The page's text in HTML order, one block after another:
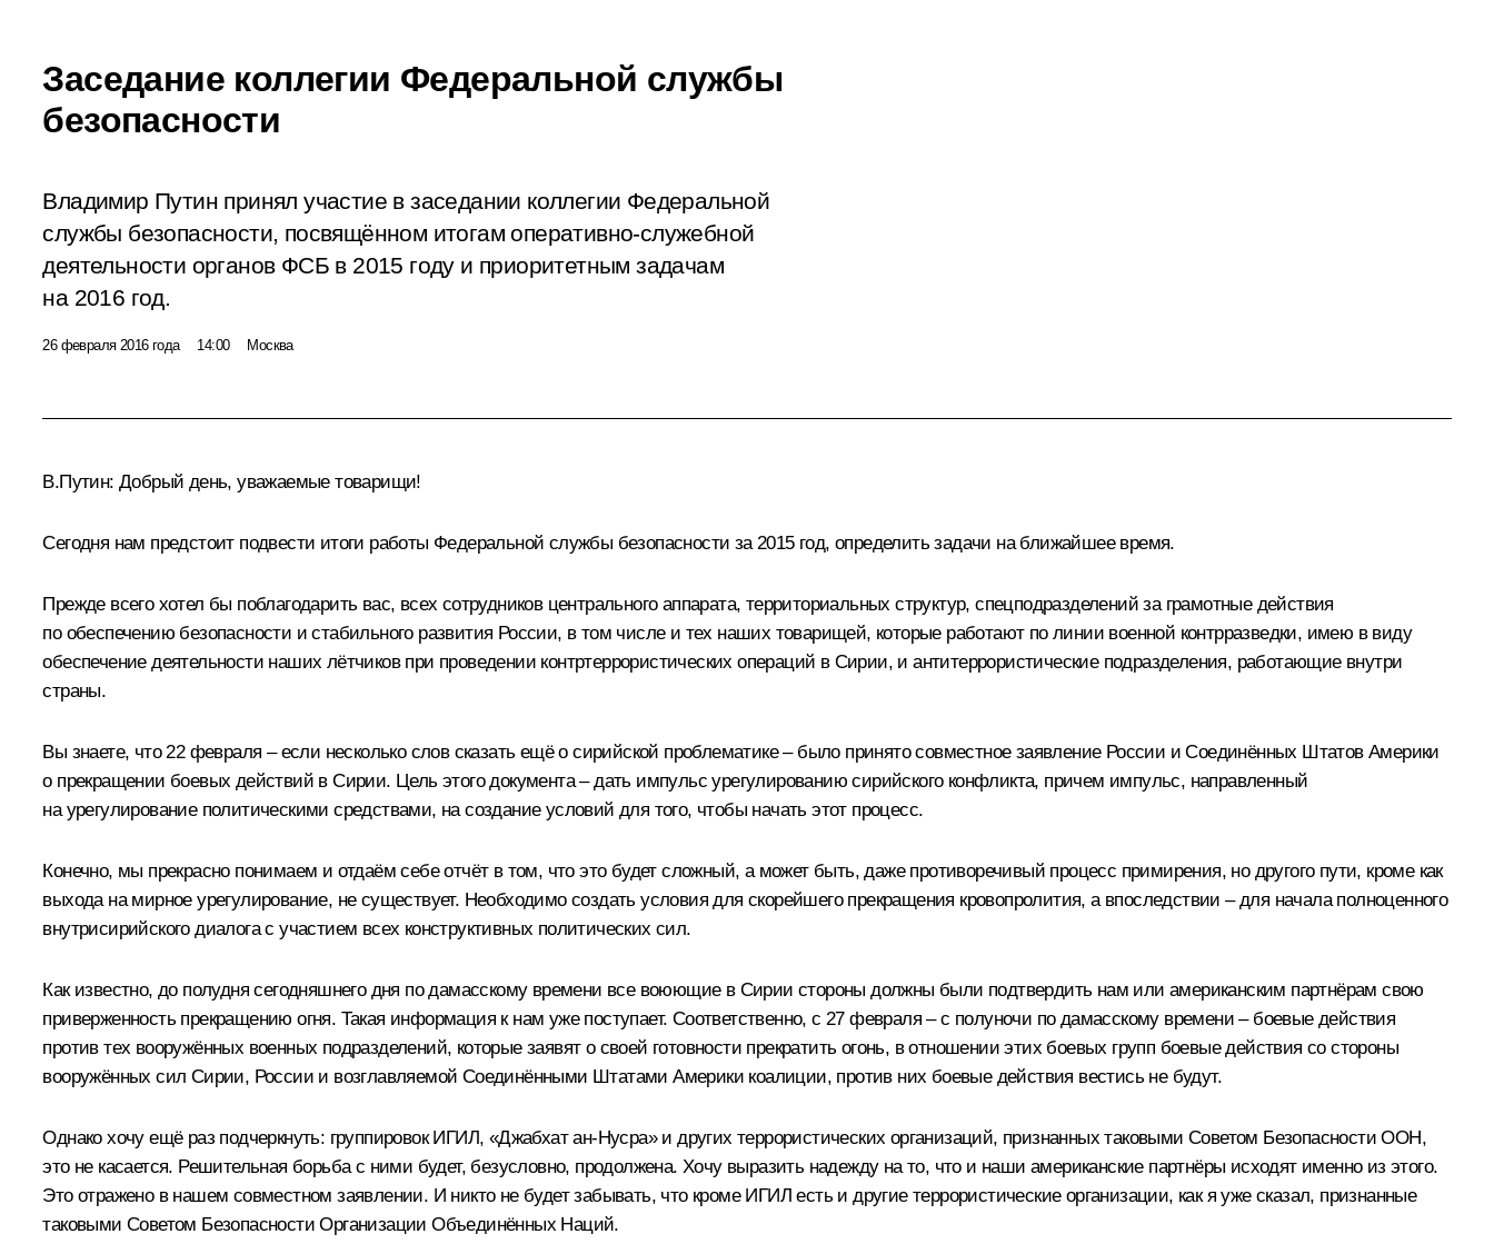
Заседание коллегии Федеральной службы
безопасности
Владимир Путин принял участие в заседании коллегии Федеральной
службы безопасности, посвящённом итогам оперативно-служебной
деятельности органов ФСБ в 2015 году и приоритетным задачам
на 2016 год.
26 февраля 2016 года 14:00 Москва
В.Путин: Добрый день, уважаемые товарищи!
Сегодня нам предстоит подвести итоги работы Федеральной службы безопасности за 2015 год, определить задачи на ближайшее время.
Прежде всего хотел бы поблагодарить вас, всех сотрудников центрального аппарата, территориальных структур, спецподразделений за грамотные действия
по обеспечению безопасности и стабильного развития России, в том числе и тех наших товарищей, которые работают по линии военной контрразведки, имею в виду
обеспечение деятельности наших лётчиков при проведении контртеррористических операций в Сирии, и антитеррористические подразделения, работающие внутри
страны.
Вы знаете, что 22 февраля – если несколько слов сказать ещё о сирийской проблематике – было принято совместное заявление России и Соединённых Штатов Америки
о прекращении боевых действий в Сирии. Цель этого документа – дать импульс урегулированию сирийского конфликта, причем импульс, направленный
на урегулирование политическими средствами, на создание условий для того, чтобы начать этот процесс.
Конечно, мы прекрасно понимаем и отдаём себе отчёт в том, что это будет сложный, а может быть, даже противоречивый процесс примирения, но другого пути, кроме как
выхода на мирное урегулирование, не существует. Необходимо создать условия для скорейшего прекращения кровопролития, а впоследствии – для начала полноценного
внутрисирийского диалога с участием всех конструктивных политических сил.
Как известно, до полудня сегодняшнего дня по дамасскому времени все воюющие в Сирии стороны должны были подтвердить нам или американским партнёрам свою
приверженность прекращению огня. Такая информация к нам уже поступает. Соответственно, с 27 февраля – с полуночи по дамасскому времени – боевые действия
против тех вооружённых военных подразделений, которые заявят о своей готовности прекратить огонь, в отношении этих боевых групп боевые действия со стороны
вооружённых сил Сирии, России и возглавляемой Соединёнными Штатами Америки коалиции, против них боевые действия вестись не будут.
Однако хочу ещё раз подчеркнуть: группировок ИГИЛ, «Джабхат ан-Нусра» и других террористических организаций, признанных таковыми Советом Безопасности ООН,
это не касается. Решительная борьба с ними будет, безусловно, продолжена. Хочу выразить надежду на то, что и наши американские партнёры исходят именно из этого.
Это отражено в нашем совместном заявлении. И никто не будет забывать, что кроме ИГИЛ есть и другие террористические организации, как я уже сказал, признанные
таковыми Советом Безопасности Организации Объединённых Наций.